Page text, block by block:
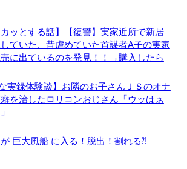
カッとする話】【復讐】実家近所で新居
ていた、昔虐めていた首謀者A子の実家
に出ているのを発見！！→購入したら
な実録体験談】お隣のお子さんＪＳのオナ
を治したロリコンおじさん「ウッはぁ
巨大風船 に入る！脱出！割れる⁈